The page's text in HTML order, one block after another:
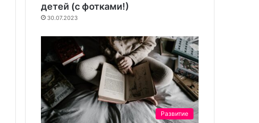
детей (с фотками!)
30.07.2023
Развитие